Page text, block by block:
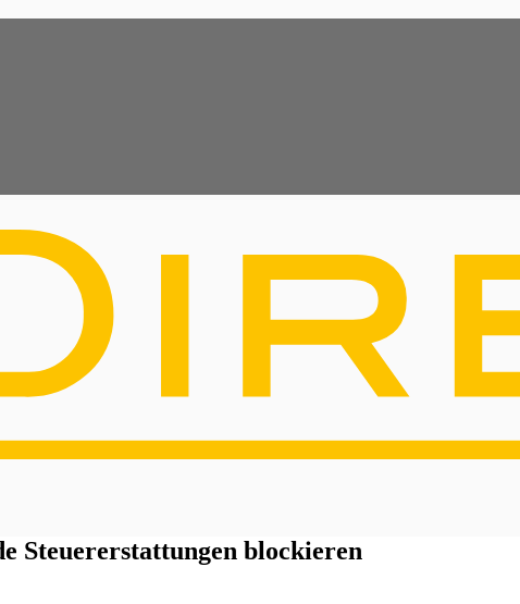
Steuererstattungen blockieren